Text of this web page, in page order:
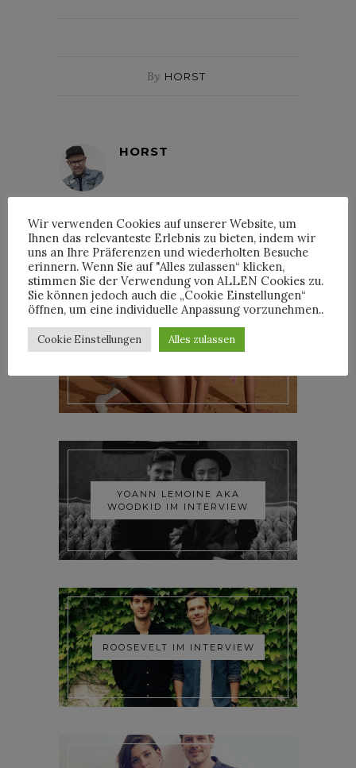
By HORST
HORST
INTERVIEWS
TRIXIE MATTEL IM
YOANN LEMOINE AKA
WOODKID IM INTERVIEW
ROOSEVELT IM INTERVIEW
Wir verwenden Cookies auf unserer Website, um
Ihnen das relevanteste Erlebnis zu bieten, indem wir
uns an Ihre Präferenzen und wiederholten Besuche
erinnern. Wenn Sie auf "Alles zulassen“ klicken,
stimmen Sie der Verwendung von ALLEN Cookies zu.
Sie können jedoch auch die „Cookie Einstellungen“
öffnen, um eine individuelle Anpassung vorzunehmen..
Cookie Einstellungen Alles zulassen